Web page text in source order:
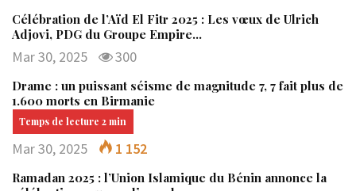
Célébration de l’Aïd El Fitr 2025 : Les vœux de Ulrich
Adjovi, PDG du Groupe Empire…
Mar 30, 2025 300
Drame : un puissant séisme de magnitude 7, 7 fait plus de
1.600 morts en Birmanie
Mar 30, 2025 1 152
Ramadan 2025 : l’Union Islamique du Bénin annonce la